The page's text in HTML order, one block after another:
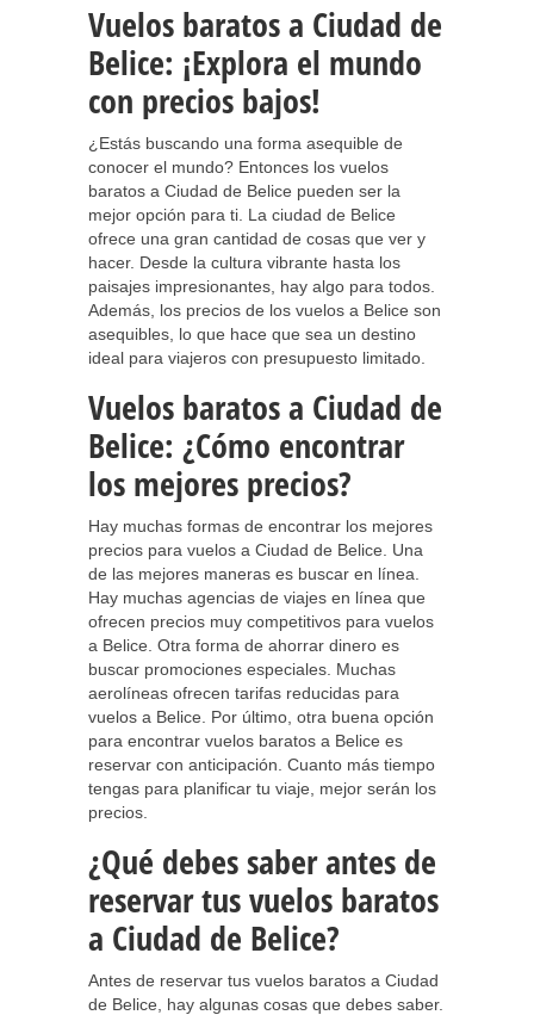
Vuelos baratos a Ciudad de
Belice: ¡Explora el mundo
con precios bajos!
¿Estás buscando una forma asequible de
conocer el mundo? Entonces los vuelos
baratos a Ciudad de Belice pueden ser la
mejor opción para ti. La ciudad de Belice
ofrece una gran cantidad de cosas que ver y
hacer. Desde la cultura vibrante hasta los
paisajes impresionantes, hay algo para todos.
Además, los precios de los vuelos a Belice son
asequibles, lo que hace que sea un destino
ideal para viajeros con presupuesto limitado.
Vuelos baratos a Ciudad de
Belice: ¿Cómo encontrar
los mejores precios?
Hay muchas formas de encontrar los mejores
precios para vuelos a Ciudad de Belice. Una
de las mejores maneras es buscar en línea.
Hay muchas agencias de viajes en línea que
ofrecen precios muy competitivos para vuelos
a Belice. Otra forma de ahorrar dinero es
buscar promociones especiales. Muchas
aerolíneas ofrecen tarifas reducidas para
vuelos a Belice. Por último, otra buena opción
para encontrar vuelos baratos a Belice es
reservar con anticipación. Cuanto más tiempo
tengas para planificar tu viaje, mejor serán los
precios.
¿Qué debes saber antes de
reservar tus vuelos baratos
a Ciudad de Belice?
Antes de reservar tus vuelos baratos a Ciudad
de Belice, hay algunas cosas que debes saber.